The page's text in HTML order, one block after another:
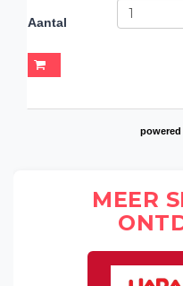
Aantal
powered
MEER